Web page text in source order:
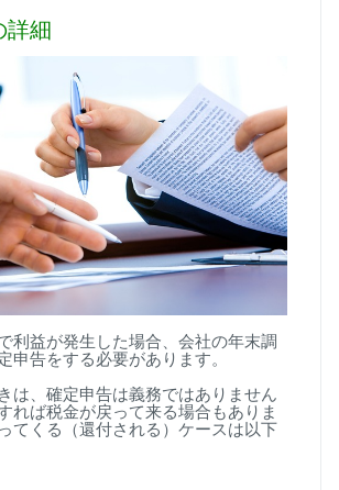
詳細
利益が発生した場合、会社の年末調
申告をする必要があります。
は、確定申告は義務ではありません
れば税金が戻って来る場合もありま
てくる（還付される）ケースは以下